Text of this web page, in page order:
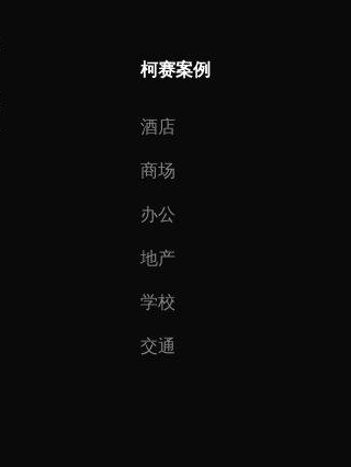
柯赛案例
酒店
商场
办公
地产
学校
交通